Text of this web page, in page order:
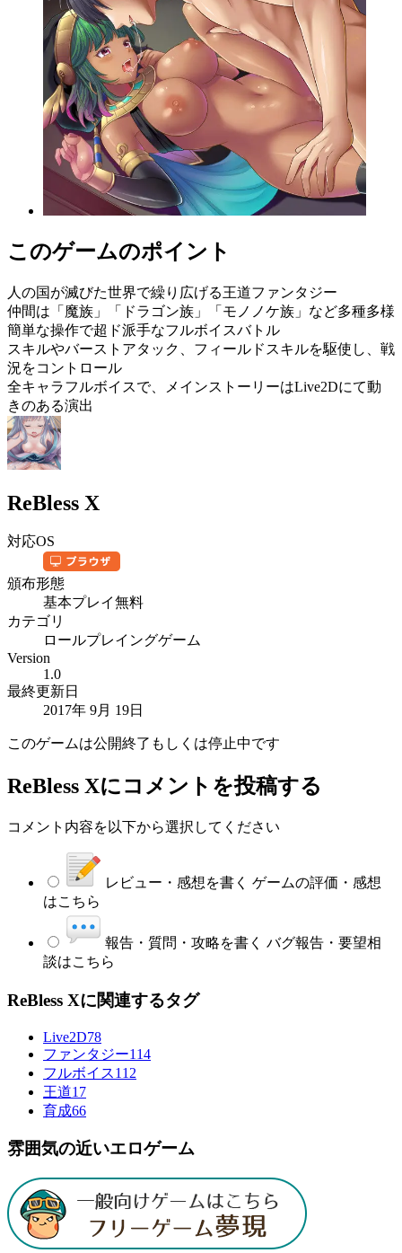
このゲームのポイント
人の国が滅びた世界で繰り広げる王道ファンタジー
仲間は「魔族」「ドラゴン族」「モノノケ族」など多種多様
簡単な操作で超ド派手なフルボイスバトル
スキルやバーストアタック、フィールドスキルを駆使し、戦
況をコントロール
全キャラフルボイスで、メインストーリーはLive2Dにて動
きのある演出
ReBless X
対応OS
頒布形態
基本プレイ無料
カテゴリ
ロールプレイングゲーム
Version
1.0
最終更新日
2017年 9月 19日
このゲームは公開終了もしくは停止中です
ReBless Xにコメントを投稿する
コメント内容を以下から選択してください
レビュー・感想を書く ゲームの評価・感想
はこちら
報告・質問・攻略を書く バグ報告・要望相
談はこちら
ReBless Xに関連するタグ
Live2D78
ファンタジー114
フルボイス112
王道17
育成66
雰囲気の近いエロゲーム